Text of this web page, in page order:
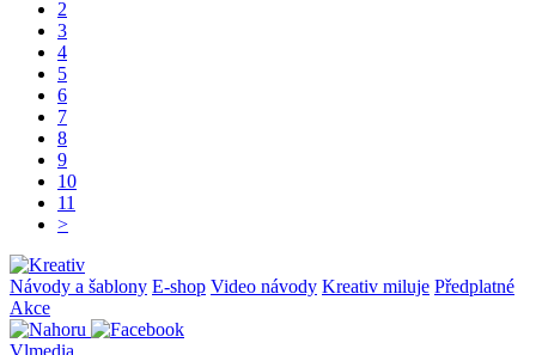
2
3
4
5
6
7
8
9
10
11
>
Návody a šablony E-shop Video návody Kreativ miluje Předplatné
Akce